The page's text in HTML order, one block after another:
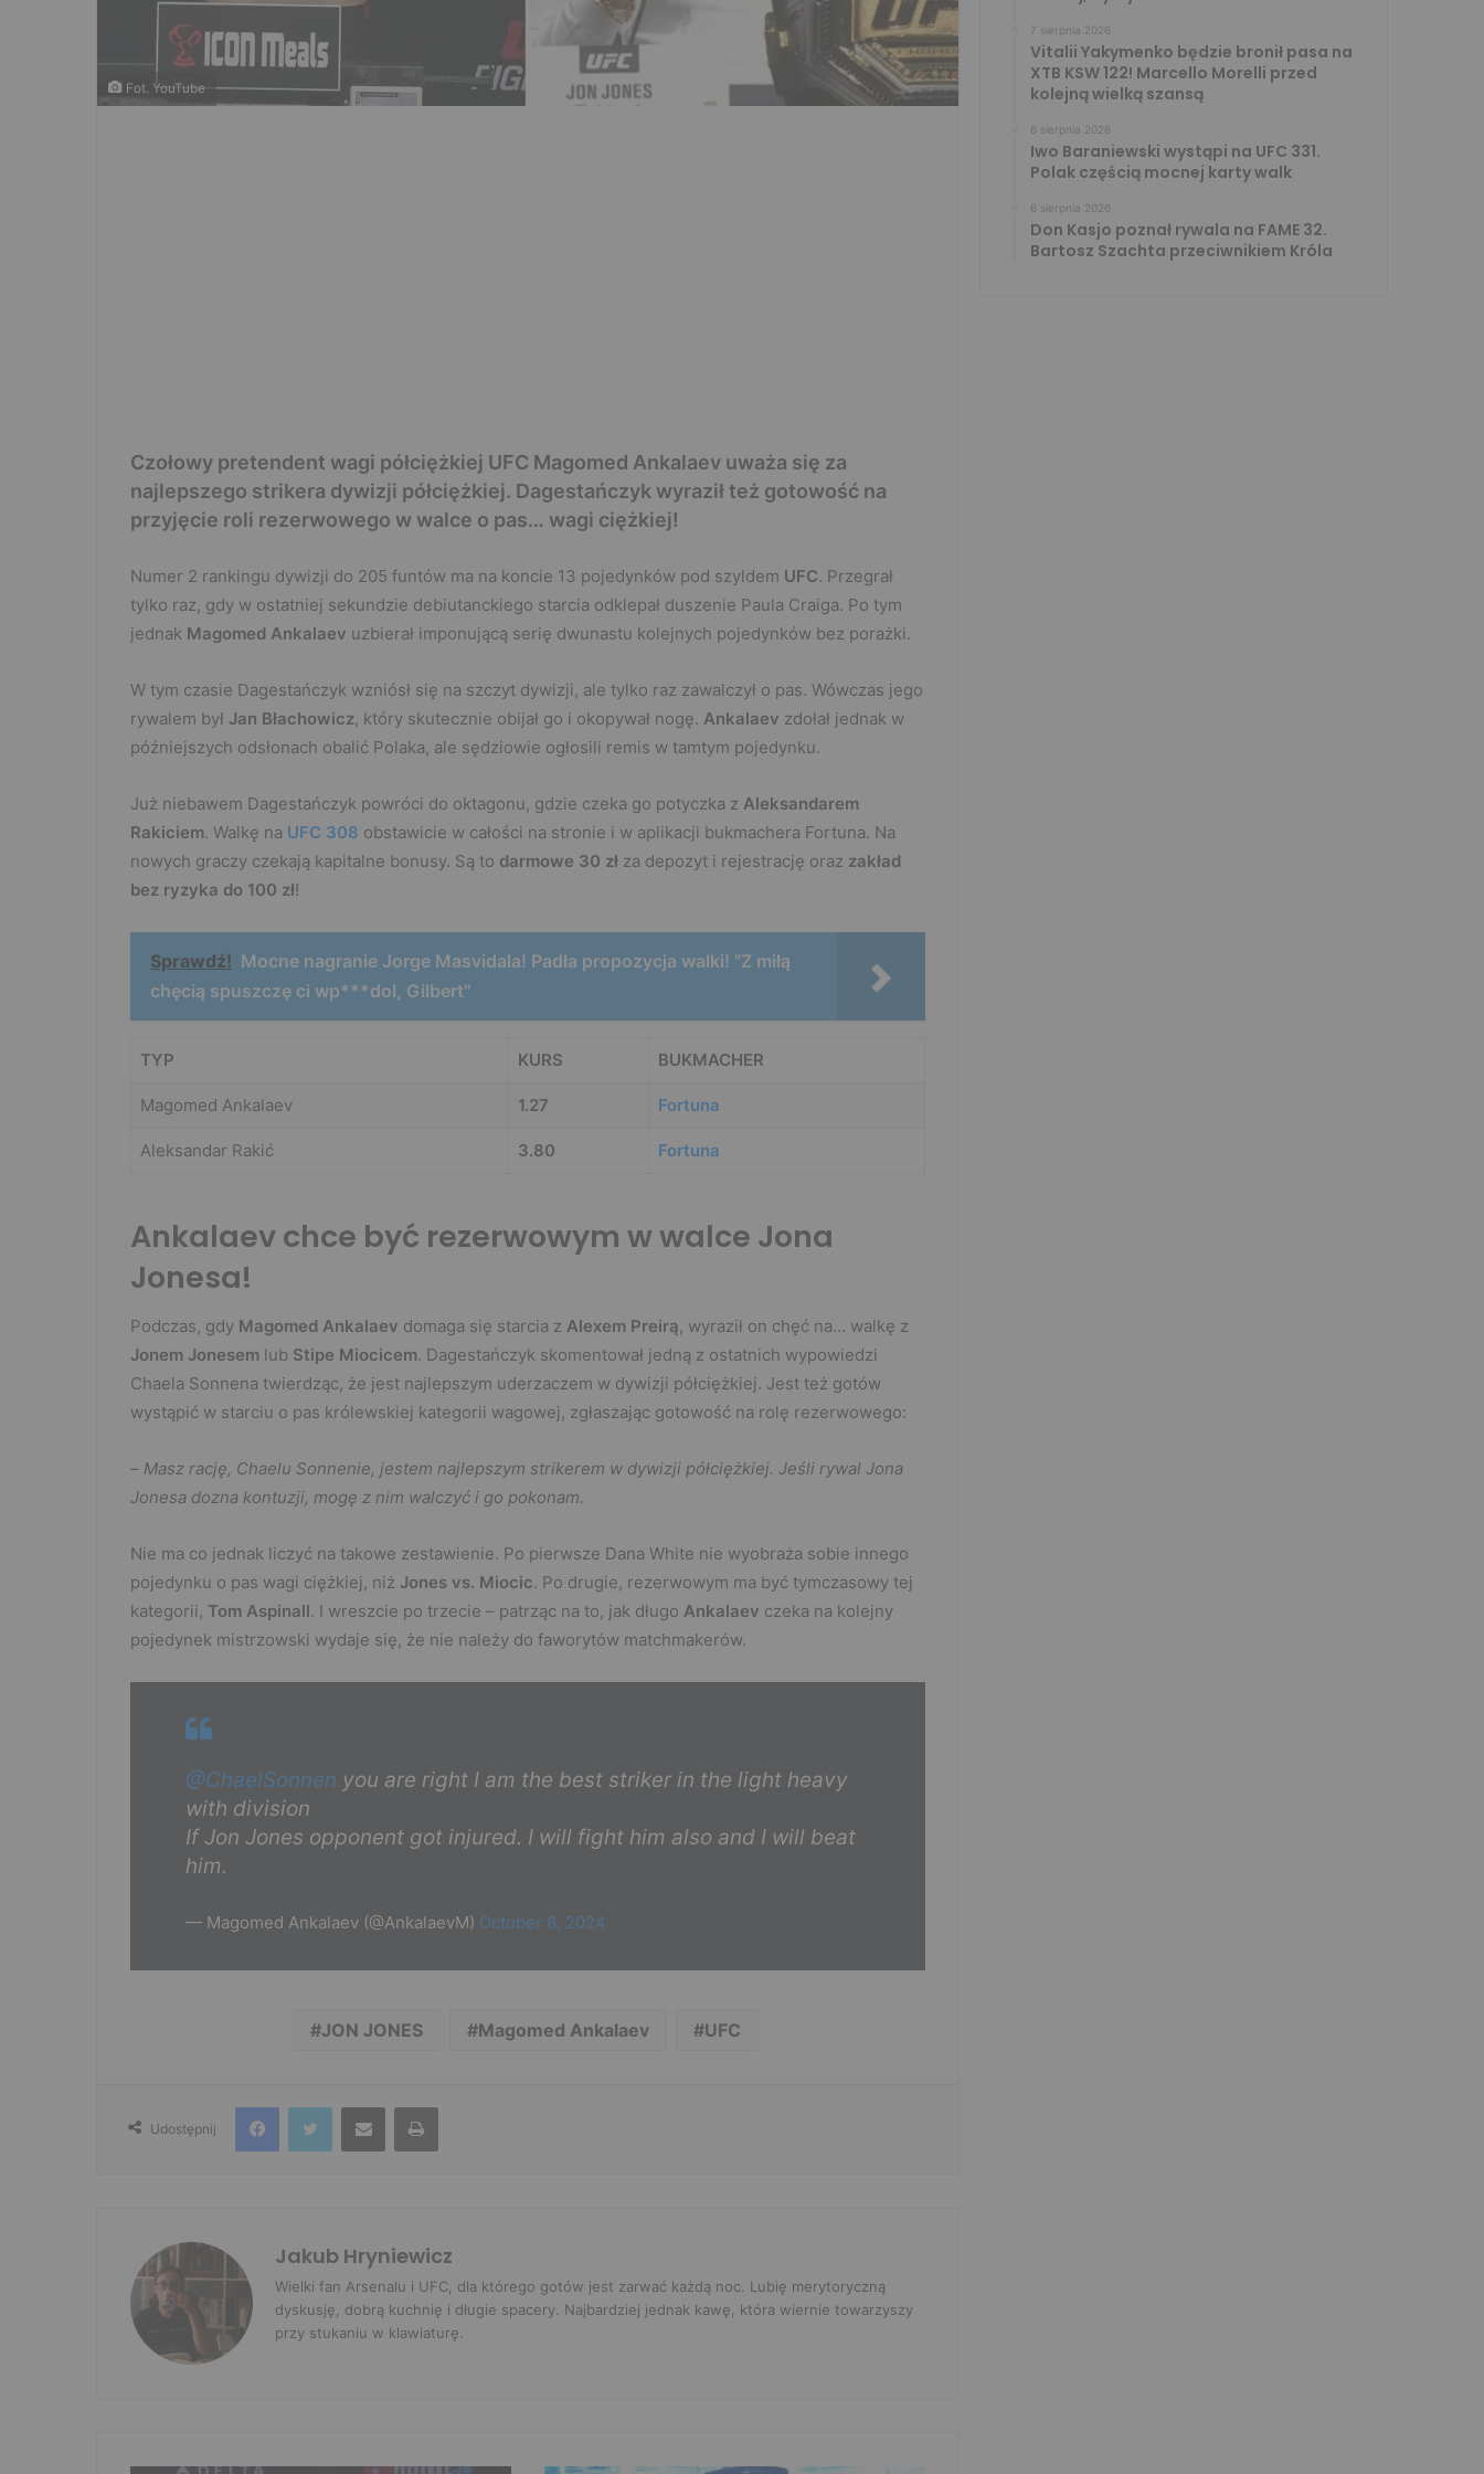
Fot. YouTube
Czołowy pretendent wagi półciężkiej UFC Magomed Ankalaev uważa się za
najlepszego strikera dywizji półciężkiej. Dagestańczyk wyraził też gotowość na
przyjęcie roli rezerwowego w walce o pas… wagi ciężkiej!
Numer 2 rankingu dywizji do 205 funtów ma na koncie 13 pojedynków pod szyldem UFC. Przegrał
tylko raz, gdy w ostatniej sekundzie debiutanckiego starcia odklepał duszenie Paula Craiga. Po tym
jednak Magomed Ankalaev uzbierał imponującą serię dwunastu kolejnych pojedynków bez porażki.
W tym czasie Dagestańczyk wzniósł się na szczyt dywizji, ale tylko raz zawalczył o pas. Wówczas jego
rywalem był Jan Błachowicz, który skutecznie obijał go i okopywał nogę. Ankalaev zdołał jednak w
późniejszych odsłonach obalić Polaka, ale sędziowie ogłosili remis w tamtym pojedynku.
Już niebawem Dagestańczyk powróci do oktagonu, gdzie czeka go potyczka z Aleksandarem
Rakiciem. Walkę na UFC 308 obstawicie w całości na stronie i w aplikacji bukmachera Fortuna. Na
nowych graczy czekają kapitalne bonusy. Są to darmowe 30 zł za depozyt i rejestrację oraz zakład
bez ryzyka do 100 zł!
Sprawdź! Mocne nagranie Jorge Masvidala! Padła propozycja walki! "Z miłą
chęcią spuszczę ci wp***dol, Gilbert"
TYP KURS BUKMACHER
Magomed Ankalaev 1.27 Fortuna
Aleksandar Rakić 3.80 Fortuna
Ankalaev chce być rezerwowym w walce Jona
Jonesa!
Podczas, gdy Magomed Ankalaev domaga się starcia z Alexem Preirą, wyraził on chęć na… walkę z
Jonem Jonesem lub Stipe Miocicem. Dagestańczyk skomentował jedną z ostatnich wypowiedzi
Chaela Sonnena twierdząc, że jest najlepszym uderzaczem w dywizji półciężkiej. Jest też gotów
wystąpić w starciu o pas królewskiej kategorii wagowej, zgłaszając gotowość na rolę rezerwowego:
– Masz rację, Chaelu Sonnenie, jestem najlepszym strikerem w dywizji półciężkiej. Jeśli rywal Jona
Jonesa dozna kontuzji, mogę z nim walczyć i go pokonam.
Nie ma co jednak liczyć na takowe zestawienie. Po pierwsze Dana White nie wyobraża sobie innego
pojedynku o pas wagi ciężkiej, niż Jones vs. Miocic. Po drugie, rezerwowym ma być tymczasowy tej
kategorii, Tom Aspinall. I wreszcie po trzecie – patrząc na to, jak długo Ankalaev czeka na kolejny
pojedynek mistrzowski wydaje się, że nie należy do faworytów matchmakerów.
@ChaelSonnen you are right I am the best striker in the light heavy
with division
If Jon Jones opponent got injured. I will fight him also and I will beat
him.
— Magomed Ankalaev (@AnkalaevM) October 8, 2024
JON JONES Magomed Ankalaev UFC
Udostępnij
FacebookTwitter Udostępnij przez e-mail Drukuj
Jakub Hryniewicz
Wielki fan Arsenalu i UFC, dla którego gotów jest zarwać każdą noc. Lubię merytoryczną
dyskusję, dobrą kuchnię i długie spacery. Najbardziej jednak kawę, która wiernie towarzyszy
przy stukaniu w klawiaturę.
7 sierpnia 2026
Vitalii Yakymenko będzie bronił pasa na
XTB KSW 122! Marcello Morelli przed
kolejną wielką szansą
6 sierpnia 2026
Iwo Baraniewski wystąpi na UFC 331.
Polak częścią mocnej karty walk
6 sierpnia 2026
Don Kasjo poznał rywala na FAME 32.
Bartosz Szachta przeciwnikiem Króla